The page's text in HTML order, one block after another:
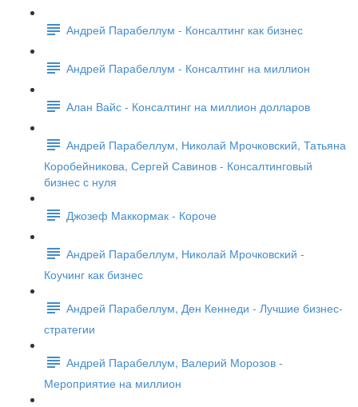
Андрей Парабеллум - Консалтинг как бизнес
Андрей Парабеллум - Консалтинг на миллион
Алан Вайс - Консалтинг на миллион долларов
Андрей Парабеллум, Николай Мрочковский, Татьяна
Коробейникова, Сергей Савинов - Консалтинговый
бизнес с нуля
Джозеф Маккормак - Короче
Андрей Парабеллум, Николай Мрочковский -
Коучинг как бизнес
Андрей Парабеллум, Ден Кеннеди - Лучшие бизнес-
стратегии
Андрей Парабеллум, Валерий Морозов -
Мероприятие на миллион